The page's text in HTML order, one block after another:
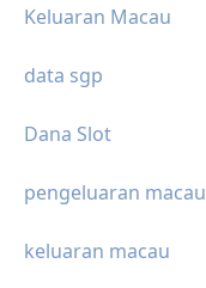
Keluaran Macau
data sgp
Dana Slot
pengeluaran macau
keluaran macau